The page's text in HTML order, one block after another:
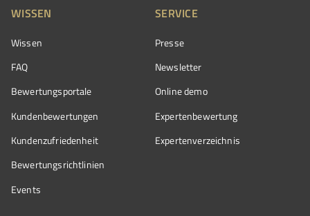
WISSEN
Wissen
FAQ
Bewertungsportale
Kundenbewertungen
Kundenzufriedenheit
Bewertungs­richtlinien
Events
SERVICE
Presse
Newsletter
Online demo
Expertenbewertung
Expertenverzeichnis